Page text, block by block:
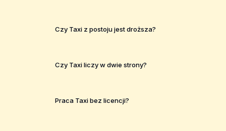
Czy Taxi z postoju jest droższa?
Czy Taxi liczy w dwie strony?
Praca Taxi bez licencji?